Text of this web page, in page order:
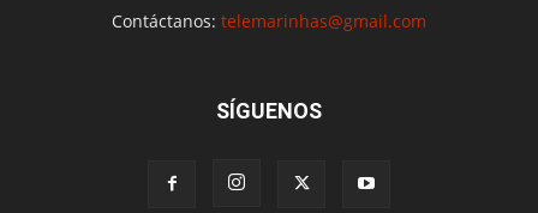
Contáctanos: telemarinhas@gmail.com
SÍGUENOS